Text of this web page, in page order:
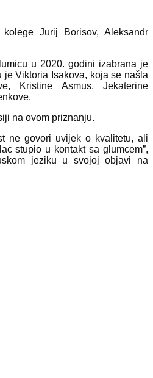
Jurij Borisov, Aleksandr
u 2020. godini izabrana je
je Viktoria Isakova, koja se našla
Kristine Asmus, Jekaterine
na ovom priznanju.
ne govori uvijek o kvalitetu, ali
stupio u kontakt sa glumcem”,
jeziku u svojoj objavi na